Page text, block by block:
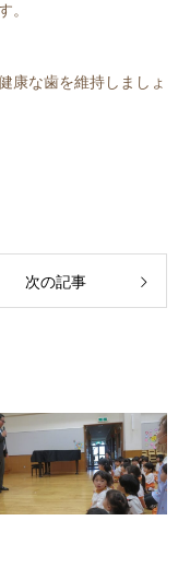
。
康な歯を維持しましょ
次の記事